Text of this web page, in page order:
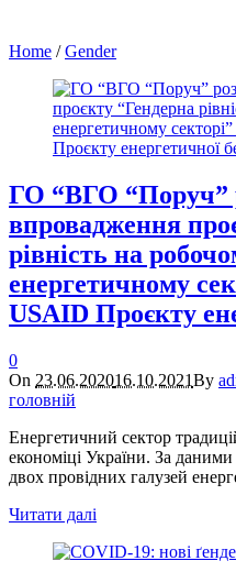
Home /Gender
ГО “ВГО “Поруч”
впровадження
рівність на
енергетичному
USAID Проєкту
0
On 23.06.202016.10.2021By
головній
Енергетичний сектор
економіці України. За
двох провідних галузей
Читати далі